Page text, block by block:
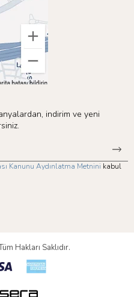
indirim ve yeni
Kanunu Aydınlatma Metnini kabul
Hakları Saklıdır.